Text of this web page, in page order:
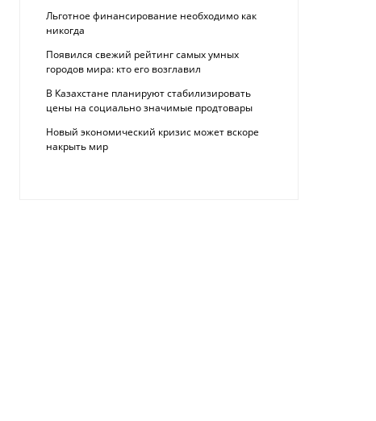
Льготное финансирование необходимо как
никогда
Появился свежий рейтинг самых умных
городов мира: кто его возглавил
В Казахстане планируют стабилизировать
цены на социально значимые продтовары
Новый экономический кризис может вскоре
накрыть мир